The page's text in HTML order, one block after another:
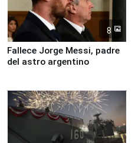
8
Fallece Jorge Messi, padre
del astro argentino